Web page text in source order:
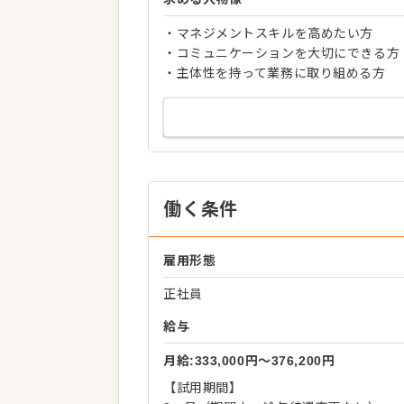
・マネジメントスキルを高めたい方
・コミュニケーションを大切にできる方
・主体性を持って業務に取り組める方
働く条件
雇用形態
正社員
給与
月給:333,000円〜376,200円
【試用期間】